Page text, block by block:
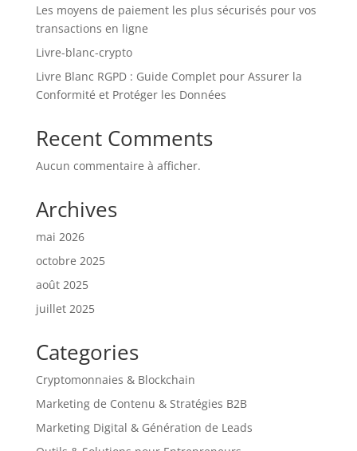
Les moyens de paiement les plus sécurisés pour vos
transactions en ligne
Livre-blanc-crypto
Livre Blanc RGPD : Guide Complet pour Assurer la
Conformité et Protéger les Données
Recent Comments
Aucun commentaire à afficher.
Archives
mai 2026
octobre 2025
août 2025
juillet 2025
Categories
Cryptomonnaies & Blockchain
Marketing de Contenu & Stratégies B2B
Marketing Digital & Génération de Leads